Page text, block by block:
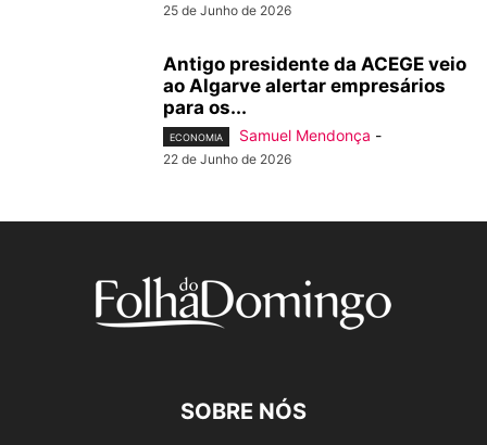
25 de Junho de 2026
Antigo presidente da ACEGE veio
ao Algarve alertar empresários
para os...
ECONOMIA Samuel Mendonça -
22 de Junho de 2026
SOBRE NÓS